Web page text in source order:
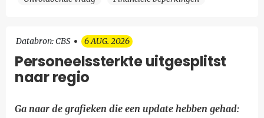
Databron: CBS 6 AUG. 2026
Personeelssterkte uitgesplitst
naar regio
Ga naar de grafieken die een update hebben gehad: